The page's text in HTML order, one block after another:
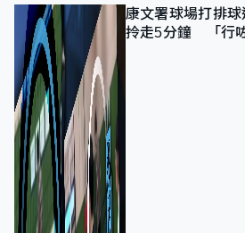
康文署球場打排
拎走5分鐘 「行